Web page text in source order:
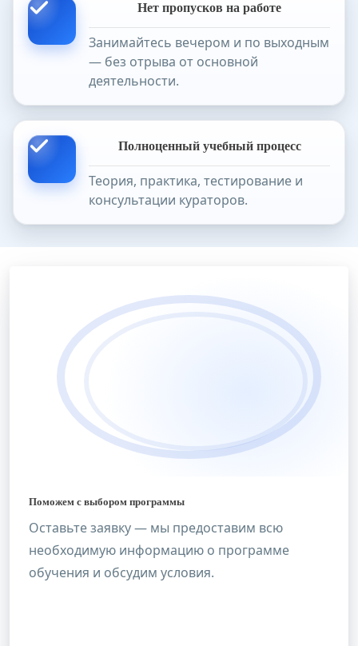
Нет пропусков на работе
Занимайтесь вечером и по выходным
— без отрыва от основной
деятельности.
Полноценный учебный процесс
Теория, практика, тестирование и
консультации кураторов.
Поможем с выбором программы
Оставьте заявку — мы предоставим всю
необходимую информацию о программе
обучения и обсудим условия.